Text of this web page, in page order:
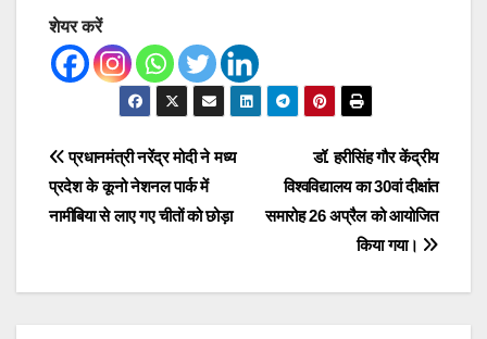
शेयर करें
Post
navigation
डॉ. हरीसिंह गौर केंद्रीय
विश्वविद्यालय का 30वां दीक्षांत
समारोह 26 अप्रैल को आयोजित
किया गया।
प्रधानमंत्री नरेंद्र मोदी ने मध्य
प्रदेश के कूनो नेशनल पार्क में
नामीबिया से लाए गए चीतों को छोड़ा